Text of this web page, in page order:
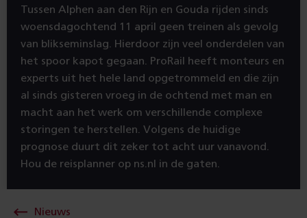
Tussen Alphen aan den Rijn en Gouda rijden sinds
woensdagochtend 11 april geen treinen als gevolg
van blikseminslag. Hierdoor zijn veel onderdelen van
het spoor kapot gegaan. ProRail heeft monteurs en
experts uit het hele land opgetrommeld en die zijn
al sinds gisteren vroeg in de ochtend met man en
macht aan het werk om verschillende complexe
storingen te herstellen. Volgens de huidige
prognose duurt dit zeker tot acht uur vanavond.
Hou de reisplanner op ns.nl in de gaten.
Nieuws